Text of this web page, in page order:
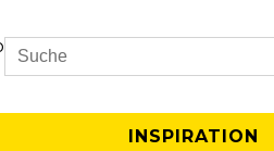
Search
INSPIRATION